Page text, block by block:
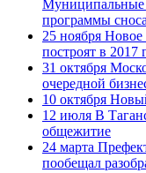
Муниципальные
программы
25 ноября Новое
построят в 2017
31 октября
очередной
10 октября
12 июля В
общежитие
24 марта
пообещал